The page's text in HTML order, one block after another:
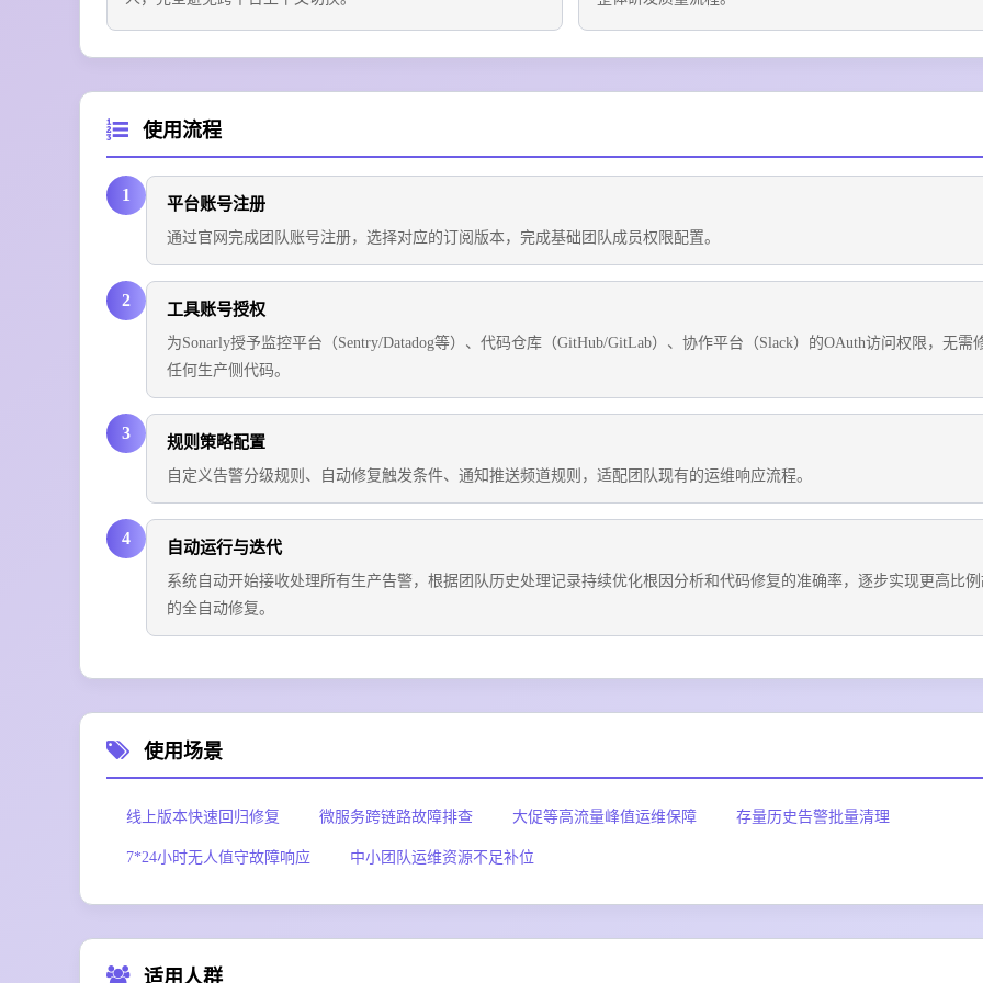
使用流程
1 平台账号注册
通过官网完成团队账号注册，选择对应的订阅版本，完成基础团队成员权限配置。
2 工具账号授权
为Sonarly授予监控平台（Sentry/Datadog等）、代码仓库（GitHub/GitLab）、协作平台（Slack）的OAuth访问权限，无需
任何生产侧代码。
3 规则策略配置
自定义告警分级规则、自动修复触发条件、通知推送频道规则，适配团队现有的运维响应流程。
4 自动运行与迭代
系统自动开始接收处理所有生产告警，根据团队历史处理记录持续优化根因分析和代码修复的准确率，逐步实现更高比
的全自动修复。
使用场景
线上版本快速回归修复 微服务跨链路故障排查 大促等高流量峰值运维保障 存量历史告警批量清理
7*24小时无人值守故障响应 中小团队运维资源不足补位
适用人群